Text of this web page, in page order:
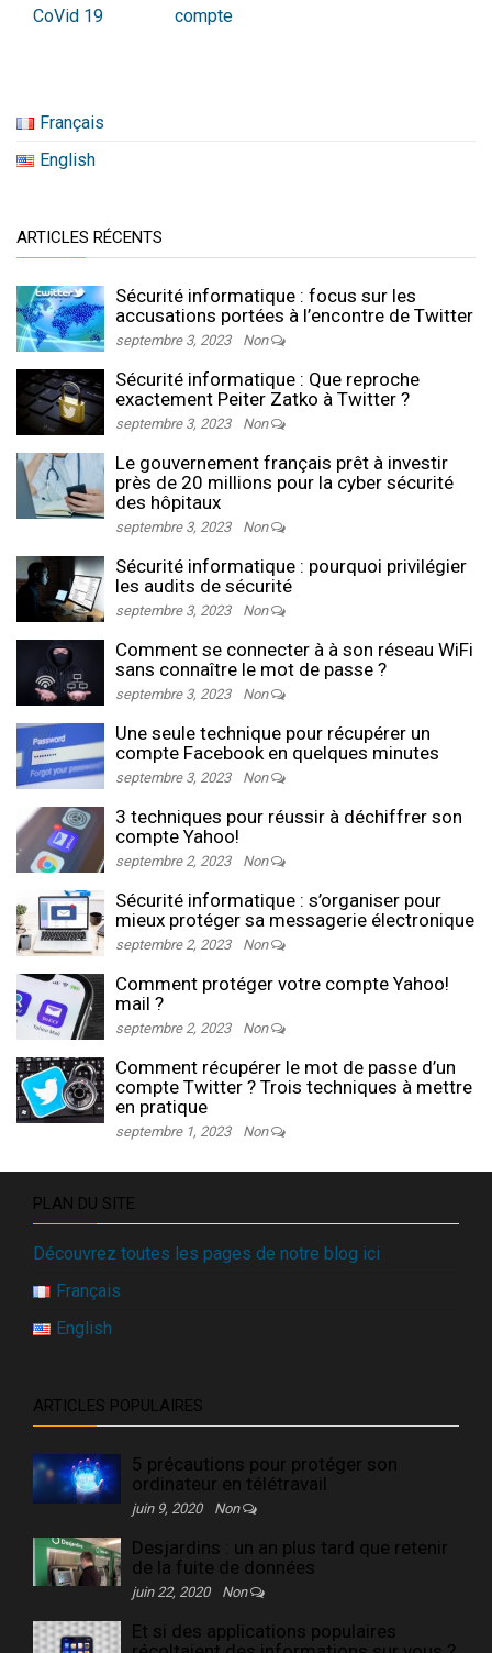
CoVid 19
compte
Français
English
ARTICLES RÉCENTS
Sécurité informatique : focus sur les
accusations portées à l’encontre de Twitter
septembre 3, 2023 Non
Sécurité informatique : Que reproche
exactement Peiter Zatko à Twitter ?
septembre 3, 2023 Non
Le gouvernement français prêt à investir
près de 20 millions pour la cyber sécurité
des hôpitaux
septembre 3, 2023 Non
Sécurité informatique : pourquoi privilégier
les audits de sécurité
septembre 3, 2023 Non
Comment se connecter à à son réseau WiFi
sans connaître le mot de passe ?
septembre 3, 2023 Non
Une seule technique pour récupérer un
compte Facebook en quelques minutes
septembre 3, 2023 Non
3 techniques pour réussir à déchiffrer son
compte Yahoo!
septembre 2, 2023 Non
Sécurité informatique : s’organiser pour
mieux protéger sa messagerie électronique
septembre 2, 2023 Non
Comment protéger votre compte Yahoo!
mail ?
septembre 2, 2023 Non
Comment récupérer le mot de passe d’un
compte Twitter ? Trois techniques à mettre
en pratique
septembre 1, 2023 Non
PLAN DU SITE
Découvrez toutes les pages de notre blog ici
Français
English
ARTICLES POPULAIRES
5 précautions pour protéger son
ordinateur en télétravail
juin 9, 2020 Non
Desjardins : un an plus tard que retenir
de la fuite de données
juin 22, 2020 Non
Et si des applications populaires